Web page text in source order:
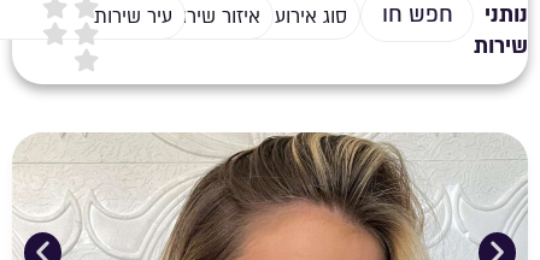
נותני
שירות
סוג אירוע איזור שירותעיר שירות